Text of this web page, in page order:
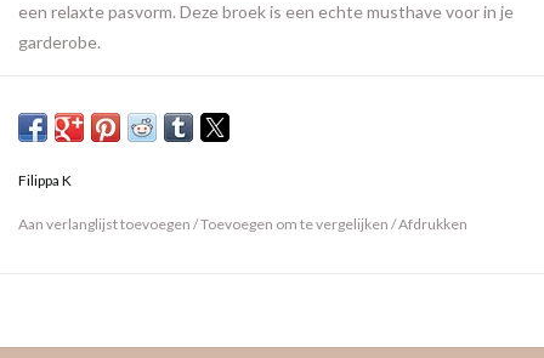
een relaxte pasvorm. Deze broek is een echte musthave voor in je
garderobe.
Filippa K
Aan verlanglijst toevoegen /Toevoegen om te vergelijken /Afdrukken